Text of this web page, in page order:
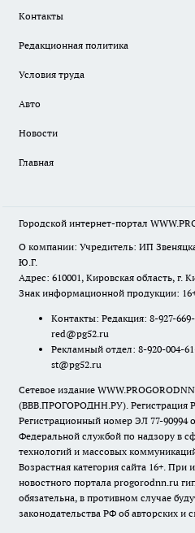
Контакты
Редакционная политика
Условия труда
Авто
Новости
Главная
Городской интернет-портал
О компании: Учредитель: ИП
Ю.Г.
Адрес: 610001, Кировская область, г.
Знак информационной продукции:
Контакты: Редакция: 8-927-
red@pg52.ru
Рекламный отдел: 8-920-004-
st@pg52.ru
Сетевое издание
(ВВВ.ПРОГОРОДНН.РУ). Регистрация
Регистрационный номер ЭЛ 77-90994
Федеральной службой по надзору в
технологий и массовых
Возрастная категория сайта 16+. При
новостного портала progorodnn.ru
обязательна, в противном случае
законодательства РФ об авторских и